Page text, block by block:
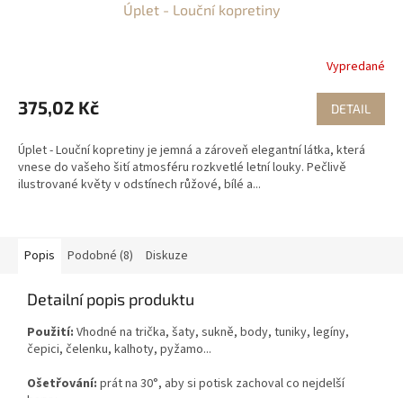
Úplet - Louční kopretiny
Vypredané
375,02 Kč DETAIL
Úplet - Louční kopretiny je jemná a zároveň elegantní látka, která
vnese do vašeho šití atmosféru rozkvetlé letní louky. Pečlivě
ilustrované květy v odstínech růžové, bílé a...
Popis Podobné (8) Diskuze
Detailní popis produktu
Použití: Vhodné na trička, šaty, sukně, body, tuniky, legíny,
čepici, čelenku, kalhoty, pyžamo...
Ošetřování: prát na 30°, aby si potisk zachoval co nejdelší